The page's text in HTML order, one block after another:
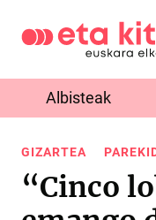
Albisteak
GIZARTEA
“Cinco